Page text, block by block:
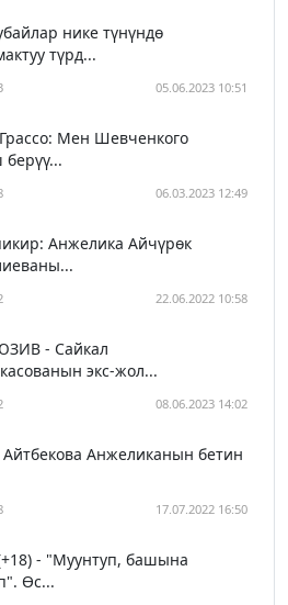
нике түнүндө
түрд...
05.06.2023 10:51
Мен Шевченкого
06.03.2023 12:49
Анжелика Айчүрөк
22.06.2022 10:58
- Сайкал
экс-жол...
08.06.2023 14:02
Анжеликанын бетин
17.07.2022 16:50
- "Муунтуп, башына
Өс...